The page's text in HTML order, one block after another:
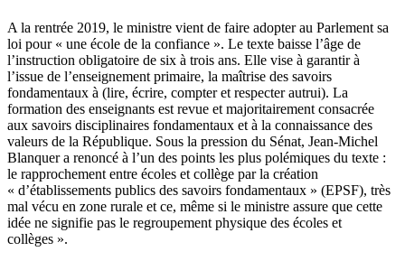
A la rentrée 2019, le ministre vient de faire adopter au Parlement sa
loi pour « une école de la confiance ». Le texte baisse l’âge de
l’instruction obligatoire de six à trois ans. Elle vise à garantir à
l’issue de l’enseignement primaire, la maîtrise des savoirs
fondamentaux à (lire, écrire, compter et respecter autrui). La
formation des enseignants est revue et majoritairement consacrée
aux savoirs disciplinaires fondamentaux et à la connaissance des
valeurs de la République. Sous la pression du Sénat, Jean-Michel
Blanquer a renoncé à l’un des points les plus polémiques du texte :
le rapprochement entre écoles et collège par la création
« d’établissements publics des savoirs fondamentaux » (EPSF), très
mal vécu en zone rurale et ce, même si le ministre assure que cette
idée ne signifie pas le regroupement physique des écoles et
collèges ».